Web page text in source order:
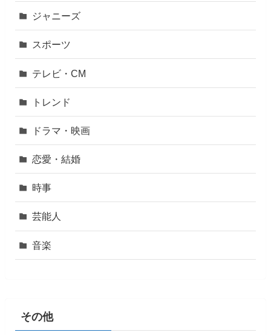
ジャニーズ
スポーツ
テレビ・CM
トレンド
ドラマ・映画
恋愛・結婚
時事
芸能人
音楽
その他